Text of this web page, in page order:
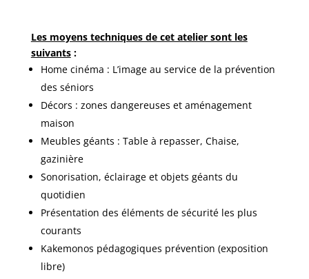
Les moyens techniques de cet atelier sont les
suivants:
Home cinéma : L’image au service de la prévention
des séniors
Décors : zones dangereuses et aménagement
maison
Meubles géants : Table à repasser, Chaise,
gazinière
Sonorisation, éclairage et objets géants du
quotidien
Présentation des éléments de sécurité les plus
courants
Kakemonos pédagogiques prévention (exposition
libre)